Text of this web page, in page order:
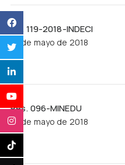
R.J. 119-2018-INDECI
21 de mayo de 2018
Res. 096-MINEDU
21 de mayo de 2018